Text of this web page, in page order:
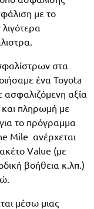
με το
λιγότερα
στα
ένα Toyota
ασφαλιζόμενη αξία
πληρωμή με
το πρόγραμμα
Mile ανέρχεται
Value (με
βοήθεια κ.λπ.)
μέσω μιας